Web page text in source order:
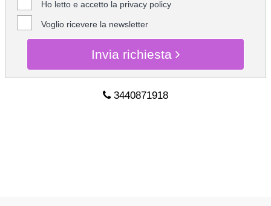
Ho letto e accetto la privacy policy
Voglio ricevere la newsletter
Invia richiesta
3440871918